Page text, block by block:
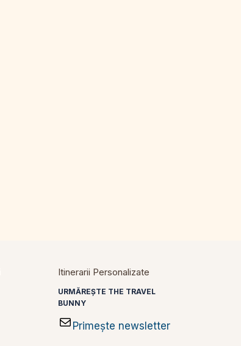
Itinerarii Personalizate
URMĂREȘTE THE TRAVEL
BUNNY
Primește newsletter